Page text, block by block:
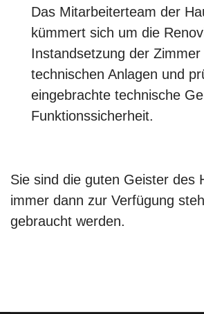
Das Mitarbeiterteam der
kümmert sich um die
Instandsetzung der Zimmer
technischen Anlagen und
eingebrachte technische
Funktionssicherheit.
Sie sind die guten Geister des
immer dann zur Verfügung
gebraucht werden.